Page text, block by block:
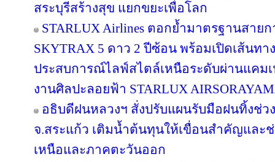
สระบุรีสร้างสุข แยกขยะเพื่อโลก
STARLUX Airlines ตอกย้ำมาตรฐานสาย
SKYTRAX 5 ดาว 2 ปีซ้อน พร้อมเปิดเส้นทา
ประสบการณ์ไลฟ์สไตล์เหนือระดับผ่านแคมเ
งานศิลปะลอยฟ้า STARLUX
อธิบดีฝนหลวงฯ สั่งปรับแผนรับมือฝนทิ้งช่ว
จ.สระแก้ว เติมน้ำต้นทุนให้เขื่อนสำคัญและ
เหนือและภาคตะวันออก